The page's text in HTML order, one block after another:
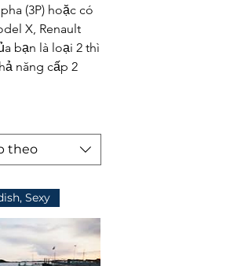
(3P) hoặc có
X, Renault
bạn là loại 2 thì
năng cấp 2
theo
Sexy